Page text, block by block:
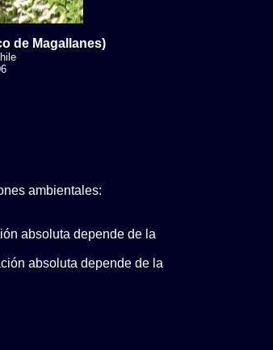
de Magallanes)
ambientales:
absoluta depende de la
absoluta depende de la